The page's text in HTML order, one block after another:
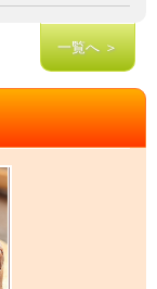
一覧へ ＞